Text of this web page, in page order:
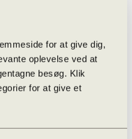
for at give dig,
oplevelse ved at
besøg. Klik
for at give et
prøve i …
/ ExamCookie
og sanktioner
i praksis